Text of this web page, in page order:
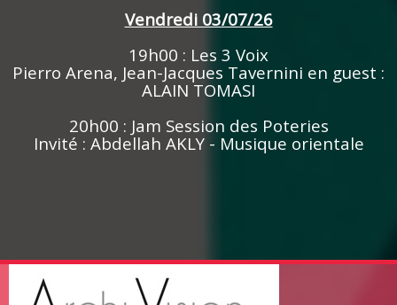
Vendredi 03/07/26
19h00 : Les 3 Voix
Pierro Arena, Jean-Jacques Tavernini en guest :
ALAIN TOMASI
20h00 : Jam Session des Poteries
Invité : Abdellah AKLY - Musique orientale